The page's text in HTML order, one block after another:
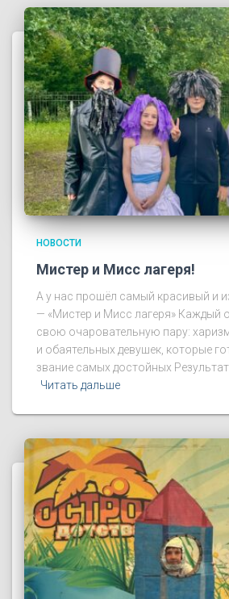
НОВОСТИ
Мистер и Мисс лагеря!
А у нас прошёл самый красивый и
— «Мистер и Мисс лагеря» Каждый
свою очаровательную пару:
и обаятельных девушек, которые
звание самых достойных
Читать дальше